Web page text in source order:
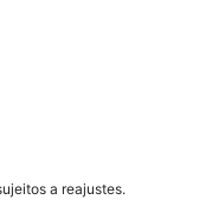
a reajustes.